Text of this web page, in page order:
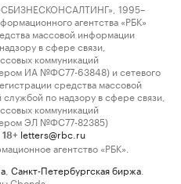
1995–
агентства «РБК»
массовой информации
в сфере связи,
коммуникаций
ИА №ФС77-63848) и сетевого
средства массовой
по надзору в сфере связи,
коммуникаций
ЭЛ №ФС77-82385)
18+ letters@rbc.ru
агентство «РБК».
Санкт-Петербургская биржа